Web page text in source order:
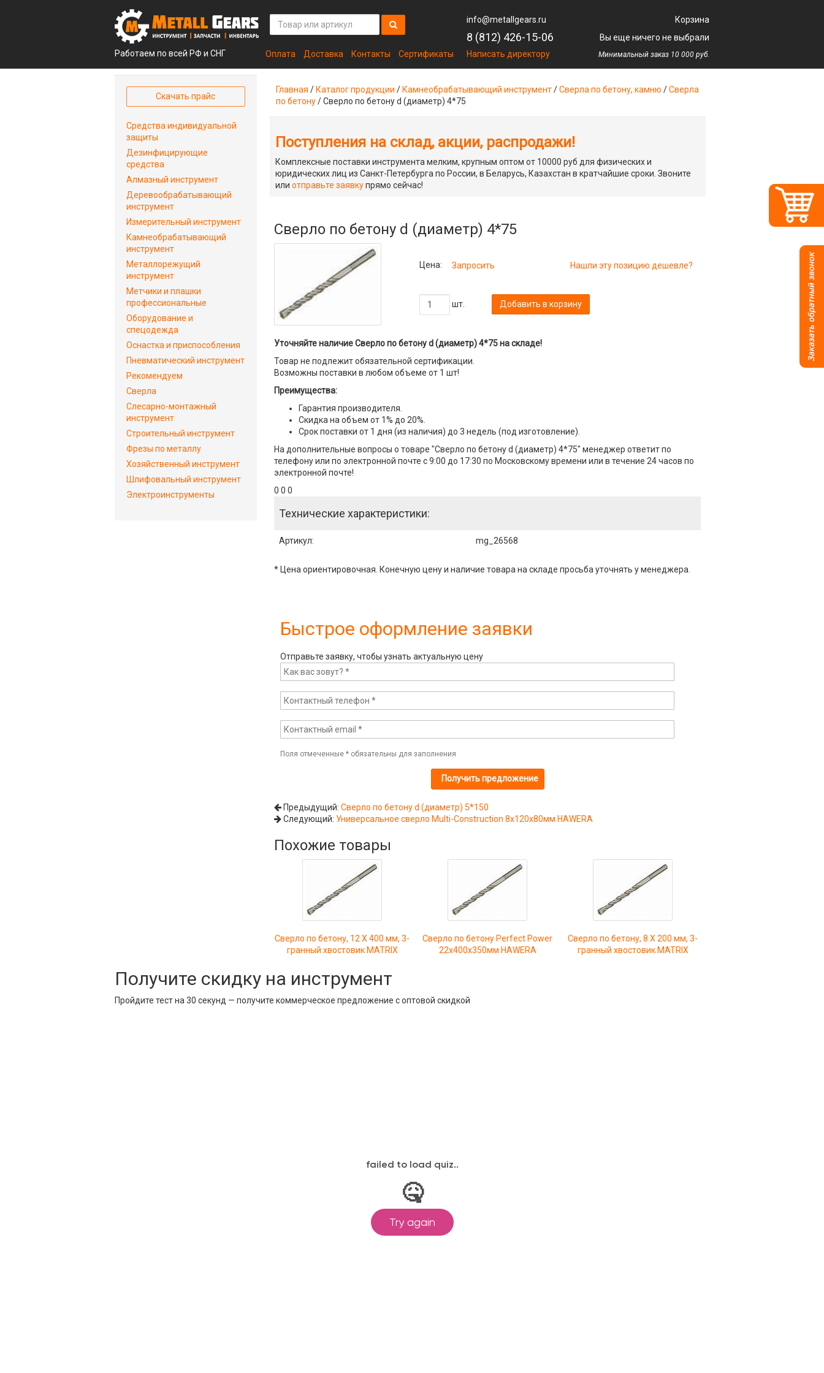
Работаем по всей РФ и СНГ Оплата Доставка Контакты Сертификаты
info@metallgears.ru
8 (812) 426-15-06
Написать директору
Корзина
Вы еще ничего не выбрали
Минимальный заказ 10 000 руб.
Главная / Каталог продукции / Камнеобрабатывающий инструмент/Сверла по бетону, камню /Сверла
по бетону/Сверло по бетону d (диаметр) 4*75
Поступления на склад, акции, распродажи!
Комплексные поставки инструмента мелким, крупным оптом от 10000 руб для физических и
юридических лиц из Санкт-Петербурга по России, в Беларусь, Казахстан в кратчайшие сроки. Звоните
или отправьте заявкупрямо сейчас!
Сверло по бетону d (диаметр) 4*75
Цена: Запросить Нашли эту позицию дешевле?
шт. Добавить в корзину
Уточняйте наличие Сверло по бетону d (диаметр) 4*75 на складе!
Товар не подлежит обязательной сертификации.
Возможны поставки в любом объеме от 1 шт!
Преимущества:
Гарантия производителя.
Скидка на объем от 1% до 20%.
Срок поставки от 1 дня (из наличия) до 3 недель (под изготовление).
На дополнительные вопросы о товаре "Сверло по бетону d (диаметр) 4*75" менеджер ответит по
телефону или по электронной почте с 9:00 до 17:30 по Московскому времени или в течение 24 часов по
электронной почте!
0 0 0
Технические характеристики:
Артикул: mg_26568
* Цена ориентировочная. Конечную цену и наличие товара на складе просьба уточнять у менеджера.
Быстрое оформление заявки
Отправьте заявку, чтобы узнать актуальную цену
Поля отмеченные *обязательны для заполнения
Предыдущий: Сверло по бетону d (диаметр) 5*150
Следующий: Универсальное сверло Multi-Construction 8х120х80мм HAWERA
Похожие товары
Сверло по бетону, 12 Х 400 мм, 3-
гранный хвостовик MATRIX
Сверло по бетону Perfect Power
22х400х350мм HAWERA
Сверло по бетону, 8 Х 200 мм, 3-
гранный хвостовик MATRIX
Скачать прайс
Средства индивидуальной
защиты
Дезинфицирующие
средства
Алмазный инструмент
Деревообрабатывающий
инструмент
Измерительный инструмент
Камнеобрабатывающий
инструмент
Металлорежущий
инструмент
Метчики и плашки
профессиональные
Оборудование и
спецодежда
Оснастка и приспособления
Пневматический инструмент
Рекомендуем
Сверла
Слесарно-монтажный
инструмент
Строительный инструмент
Фрезы по металлу
Хозяйственный инструмент
Шлифовальный инструмент
Электроинструменты
Получите скидку на инструмент
Пройдите тест на 30 секунд — получите коммерческое предложение с оптовой скидкой